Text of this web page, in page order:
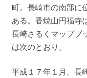
町。長崎市の南部に
ある。香焼山円福寺
長崎さるくマップブ
は次のとおり。
平成１７年１月、長